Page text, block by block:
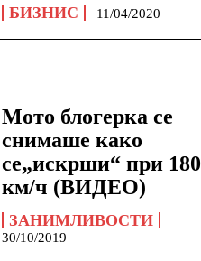
БИЗНИС 11/04/2020
Мото блогерка се
снимаше како
се„искрши“ при 180
км/ч (ВИДEO)
ЗАНИМЛИВОСТИ
30/10/2019